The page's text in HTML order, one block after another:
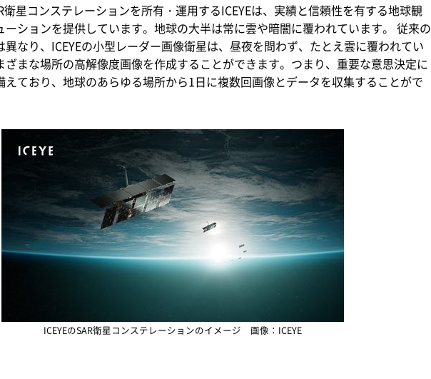
星コンステレーションを所有・運用するICEYEは、実績と信頼性を有する地球観
ーションを提供しています。地球の大半は常に雲や暗闇に覆われています。 従来の
なり、ICEYEの小型レーダー画像衛星は、昼夜を問わず、たとえ雲に覆われてい
ざまな場所の高解像度画像を作成することができます。つまり、重要な意思決定に
えており、地球のあらゆる場所から1日に複数回画像とデータを収集することがで
ICEYEのSAR衛星コンステレーションのイメージ 画像：ICEYE